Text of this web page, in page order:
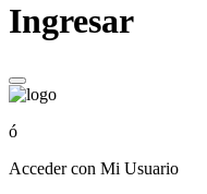
Ingresar
ó
Acceder con Mi Usuario